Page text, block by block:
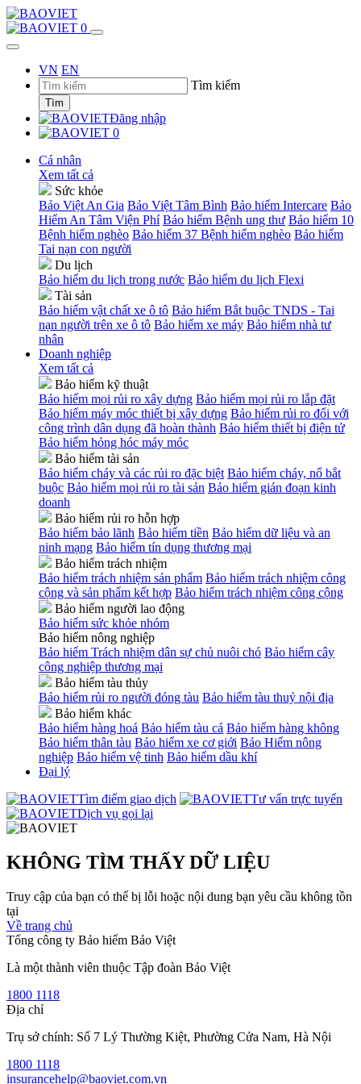
0
VN EN
Tìm kiếm
Tìm
Đăng nhập
0
Cá nhân
Xem tất cả
Sức khỏe
Bảo Việt An Gia Bảo Việt Tâm Bình Bảo hiểm Intercare Bảo
Hiểm An Tâm Viện Phí Bảo hiểm Bệnh ung thư Bảo hiểm 10
Bệnh hiểm nghèo Bảo hiểm 37 Bệnh hiểm nghèo Bảo hiểm
Tai nạn con người
Du lịch
Bảo hiểm du lịch trong nước Bảo hiểm du lịch Flexi
Tài sản
Bảo hiểm vật chất xe ô tô Bảo hiểm Bắt buộc TNDS - Tai
nạn người trên xe ô tô Bảo hiểm xe máy Bảo hiểm nhà tư
nhân
Doanh nghiệp
Xem tất cả
Bảo hiểm kỹ thuật
Bảo hiểm mọi rủi ro xây dựng Bảo hiểm mọi rủi ro lắp đặt
Bảo hiểm máy móc thiết bị xây dựng Bảo hiểm rủi ro đối với
công trình dân dụng đã hoàn thành Bảo hiểm thiết bị điện tử
Bảo hiểm hỏng hóc máy móc
Bảo hiểm tài sản
Bảo hiểm cháy và các rủi ro đặc biệt Bảo hiểm cháy, nổ bắt
buộc Bảo hiểm mọi rủi ro tài sản Bảo hiểm gián đoạn kinh
doanh
Bảo hiểm rủi ro hỗn hợp
Bảo hiểm bảo lãnh Bảo hiểm tiền Bảo hiểm dữ liệu và an
ninh mạng Bảo hiểm tín dụng thương mại
Bảo hiểm trách nhiệm
Bảo hiểm trách nhiệm sản phẩm Bảo hiểm trách nhiệm công
cộng và sản phẩm kết hợp Bảo hiểm trách nhiệm công cộng
Bảo hiểm người lao động
Bảo hiểm sức khỏe nhóm
Bảo hiểm nông nghiệp
Bảo hiểm Trách nhiệm dân sự chủ nuôi chó Bảo hiểm cây
công nghiệp thương mại
Bảo hiểm tàu thủy
Bảo hiểm rủi ro người đóng tàu Bảo hiểm tàu thuỷ nội địa
Bảo hiểm khác
Bảo hiểm hàng hoá Bảo hiểm tàu cá Bảo hiểm hàng không
Bảo hiểm thân tàu Bảo hiểm xe cơ giới Bảo Hiểm nông
nghiệp Bảo hiểm vệ tinh Bảo hiểm dầu khí
Đại lý
Tìm điểm giao dịch
Tư vấn trực tuyến
Dịch vụ gọi lại
KHÔNG TÌM THẤY DỮ LIỆU
Truy cập của bạn có thể bị lỗi hoặc nội dung bạn yêu cầu không tồn
tại
Về trang chủ
Tổng công ty Bảo hiểm Bảo Việt
Là một thành viên thuộc Tập đoàn Bảo Việt
1800 1118
Địa chỉ
Trụ sở chính: Số 7 Lý Thường Kiệt, Phường Cửa Nam, Hà Nội
1800 1118
insurancehelp@baoviet.com.vn